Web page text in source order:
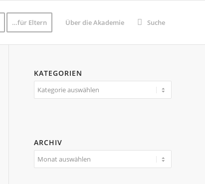
…für Eltern Über die Akademie Suche
KATEGORIEN
Kategorien
ARCHIV